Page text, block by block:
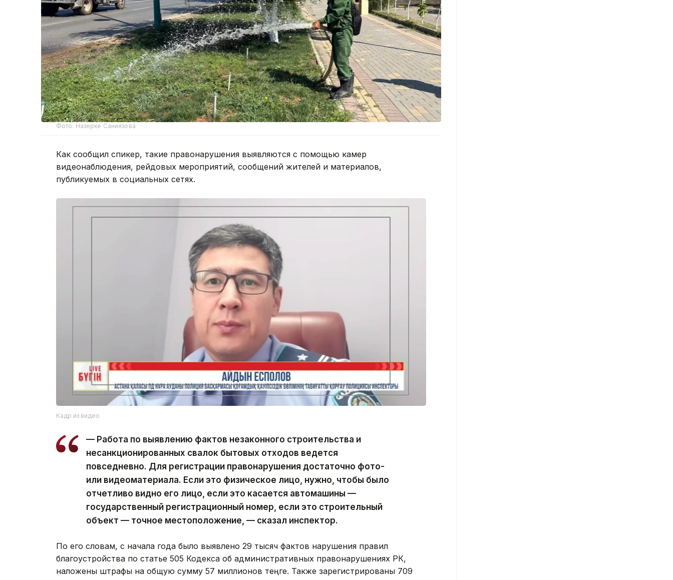
Фото: Назерке Саниязова
Как сообщил спикер, такие правонарушения выявляются с помощью камер
видеонаблюдения, рейдовых мероприятий, сообщений жителей и материалов,
публикуемых в социальных сетях.
Кадр из видео
— Работа по выявлению фактов незаконного строительства и
несанкционированных свалок бытовых отходов ведется
повседневно. Для регистрации правонарушения достаточно фото-
или видеоматериала. Если это физическое лицо, нужно, чтобы было
отчетливо видно его лицо, если это касается автомашины —
государственный регистрационный номер, если это строительный
объект — точное местоположение, — сказал инспектор.
По его словам, с начала года было выявлено 29 тысяч фактов нарушения правил
благоустройства по статье 505 Кодекса об административных правонарушениях РК,
наложены штрафы на общую сумму 57 миллионов теңге. Также зарегистрированы 709